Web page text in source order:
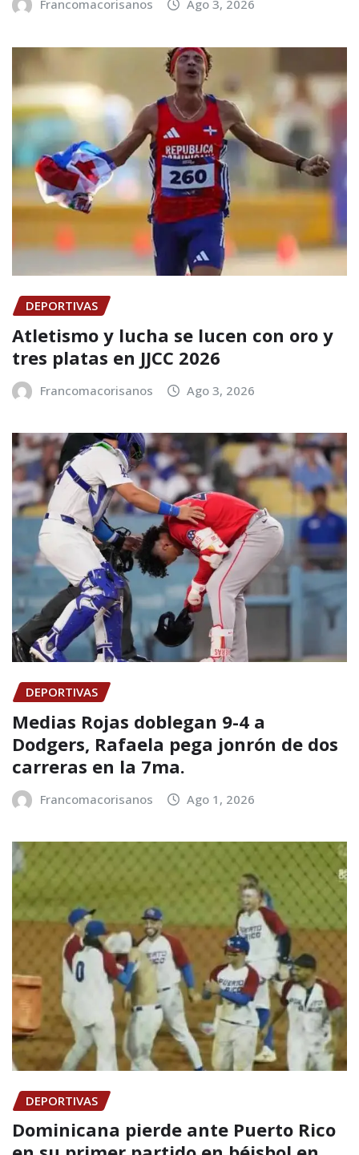
Francomacorisanos Ago 3, 2026
DEPORTIVAS
Atletismo y lucha se lucen con oro y
tres platas en JJCC 2026
Francomacorisanos Ago 3, 2026
DEPORTIVAS
Medias Rojas doblegan 9-4 a
Dodgers, Rafaela pega jonrón de dos
carreras en la 7ma.
Francomacorisanos Ago 1, 2026
DEPORTIVAS
Dominicana pierde ante Puerto Rico